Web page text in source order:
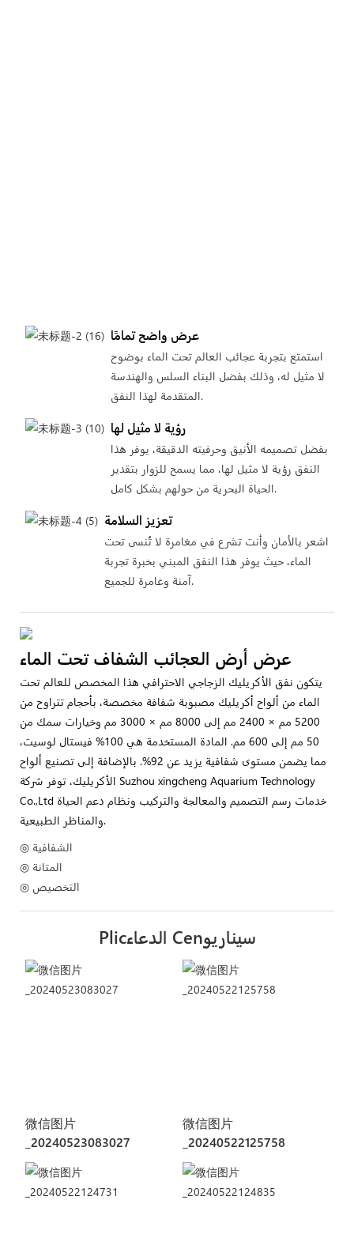
عرض واضح تمامًا
استمتع بتجربة عجائب العالم تحت الماء بوضوح
لا مثيل له، وذلك بفضل البناء السلس والهندسة
المتقدمة لهذا النفق.
رؤية لا مثيل لها
بفضل تصميمه الأنيق وحرفيته الدقيقة، يوفر هذا
النفق رؤية لا مثيل لها، مما يسمح للزوار بتقدير
الحياة البحرية من حولهم بشكل كامل.
تعزيز السلامة
اشعر بالأمان وأنت تشرع في مغامرة لا تُنسى تحت
الماء، حيث يوفر هذا النفق المبني بخبرة تجربة
آمنة وغامرة للجميع.
عرض أرض العجائب الشفاف تحت الماء
يتكون نفق الأكريليك الزجاجي الاحترافي هذا المخصص للعالم تحت
الماء من ألواح أكريليك مصبوبة شفافة مخصصة، بأحجام تتراوح من
5200 مم × 2400 مم إلى 8000 مم × 3000 مم وخيارات سمك من
50 مم إلى 600 مم. المادة المستخدمة هي 100% فيستال لوسيت،
مما يضمن مستوى شفافية يزيد عن 92%. بالإضافة إلى تصنيع ألواح
الأكريليك، توفر شركة Suzhou xingcheng Aquarium Technology
Co.,Ltd خدمات رسم التصميم والمعالجة والتركيب ونظام دعم الحياة
والمناظر الطبيعية.
◎ الشفافية
◎ المتانة
◎ التخصيص
Plicالدعاء Cenسيناريو
微信图片
_20240523083027
微信图片
_20240522125758